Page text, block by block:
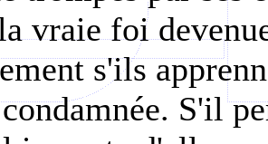
vraie foi
s'ils
S'il